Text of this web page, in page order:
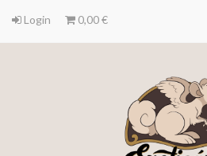
Login 0,00 €